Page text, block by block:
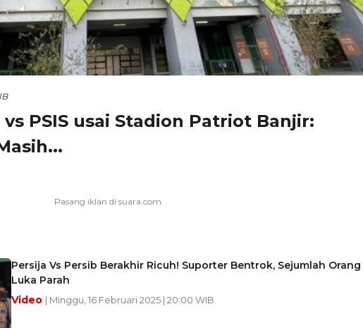
PSIS usai Stadion Patriot Banjir:
Persija Vs Persib Berakhir Ricuh! Suporter Bentrok, Sejumlah Orang
Luka Parah
Video | Minggu, 16 Februari 2025 | 20:00 WIB